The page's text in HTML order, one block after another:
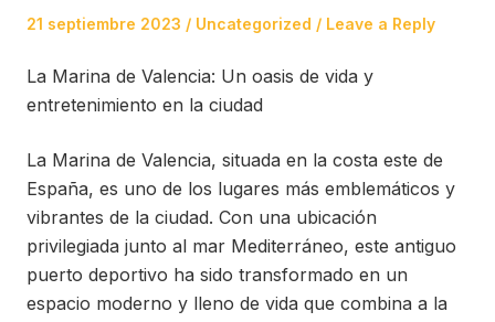
Posted
21 septiembre 2023
Posted
Uncategorized Leave a Reply
La Marina de Valencia: Un oasis de vida y
entretenimiento en la ciudad
La Marina de Valencia, situada en la costa este de
España, es uno de los lugares más emblemáticos y
vibrantes de la ciudad. Con una ubicación
privilegiada junto al mar Mediterráneo, este antiguo
puerto deportivo ha sido transformado en un
espacio moderno y lleno de vida que combina a la